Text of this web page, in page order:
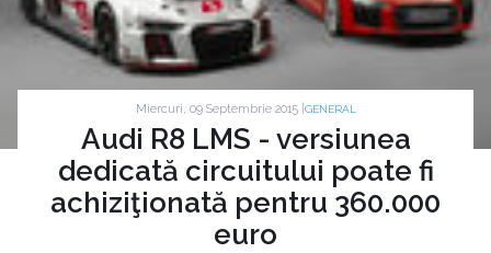
Miercuri, 09 Septembrie 2015 | GENERAL
Audi R8 LMS - versiunea
dedicată circuitului poate fi
achiziţionată pentru 360.000
euro